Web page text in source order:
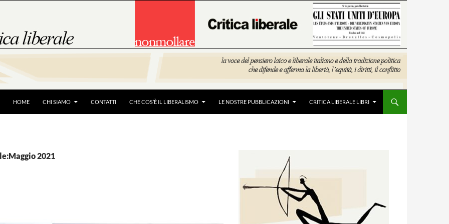
HOME CHI SIAMO CONTATTI CHE COS’È IL LIBERALISMO LE NOSTRE PUBBLICAZIONI CRITICA LIBERALE LIBRI
2021